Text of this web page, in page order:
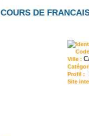
COURS DE
Ville :
Profil :
Site